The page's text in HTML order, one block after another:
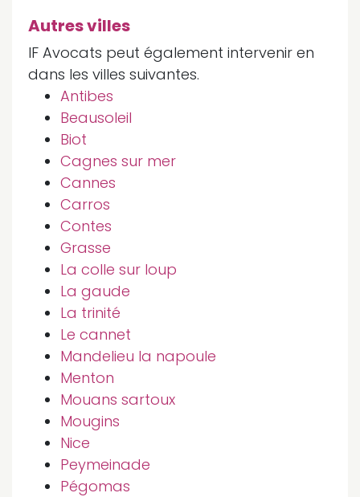
Autres villes
IF Avocats peut également intervenir en
dans les villes suivantes.
Antibes
Beausoleil
Biot
Cagnes sur mer
Cannes
Carros
Contes
Grasse
La colle sur loup
La gaude
La trinité
Le cannet
Mandelieu la napoule
Menton
Mouans sartoux
Mougins
Nice
Peymeinade
Pégomas